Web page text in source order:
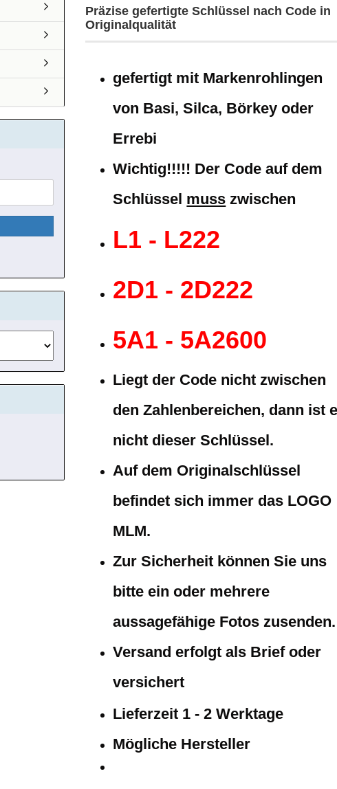
Präzise gefertigte Schlüssel nach Code in
Originalqualität
gefertigt mit Markenrohlingen
von Basi, Silca, Börkey oder
Errebi
Wichtig!!!!! Der Code auf dem
Schlüssel muss zwischen
L1 - L222
2D1 - 2D222
5A1 - 5A2600
Liegt der Code nicht zwischen
den Zahlenbereichen, dann ist
nicht dieser Schlüssel.
Auf dem Originalschlüssel
befindet sich immer das LOGO
MLM.
Zur Sicherheit können Sie uns
bitte ein oder mehrere
aussagefähige Fotos zusenden.
Versand erfolgt als Brief oder
versichert
Lieferzeit 1 - 2 Werktage
Mögliche Hersteller